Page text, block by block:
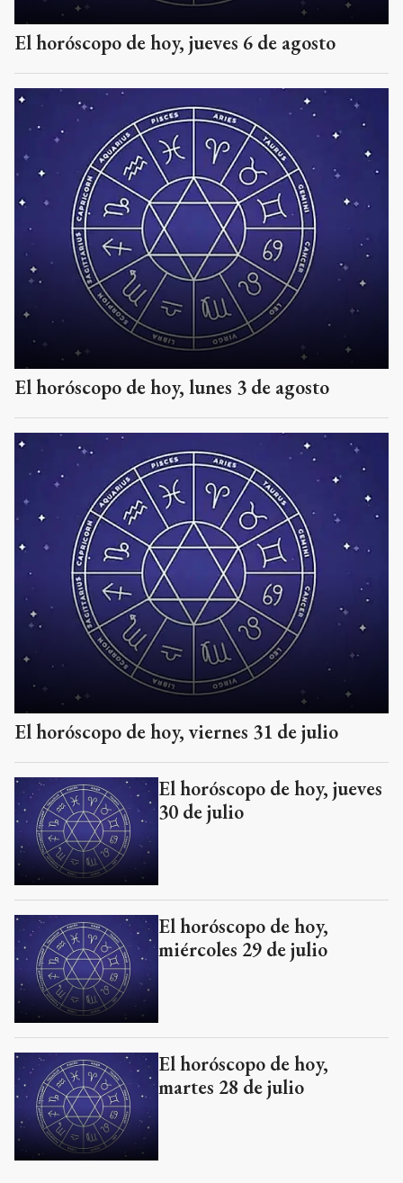
El horóscopo de hoy, jueves 6 de agosto
El horóscopo de hoy, lunes 3 de agosto
El horóscopo de hoy, viernes 31 de julio
El horóscopo de hoy, jueves
30 de julio
El horóscopo de hoy,
miércoles 29 de julio
El horóscopo de hoy,
martes 28 de julio